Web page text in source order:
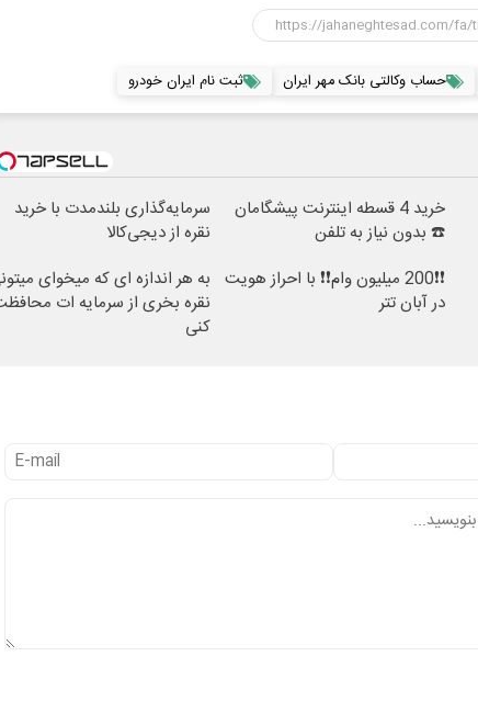
حساب وکالتی بانک مهر ایران ثبت نام ایران خودرو
خرید 4 قسطه اینترنت پیشگامان
☎️ بدون نیاز به تلفن
سرمایه‌گذاری بلندمدت با خرید
نقره از دیجی‌کالا
❗❗200 میلیون وام❗❗ با احراز هویت
در آبان تتر
به هر اندازه ای که میخوای
نقره بخری از سرمایه ات
کنی